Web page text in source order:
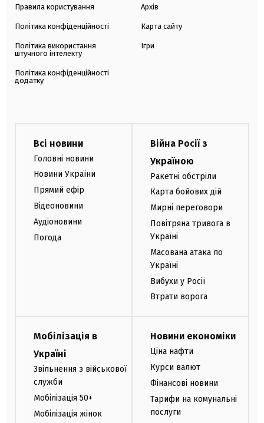
Правила користування
Політика конфіденційності
Політика використання
штучного інтелекту
Політика конфіденційності
додатку
Архів
Карта сайту
Ігри
Всі новини
Головні новини
Новини України
Прямий ефір
Відеоновини
Аудіоновини
Погода
Війна Росії з
Україною
Ракетні обстріли
Карта бойових дій
Мирні переговори
Повітряна тривога в
Україні
Масована атака по
Україні
Вибухи у Росії
Втрати ворога
Мобілізація в
Україні
Звільнення з військової
служби
Мобілізація 50+
Мобілізація жінок
Новини економіки
Ціна нафти
Курси валют
Фінансові новини
Тарифи на комунальні
послуги